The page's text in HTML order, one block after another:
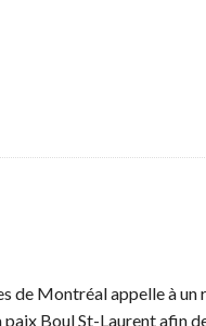
de Montréal appelle à un
paix Boul St-Laurent afin